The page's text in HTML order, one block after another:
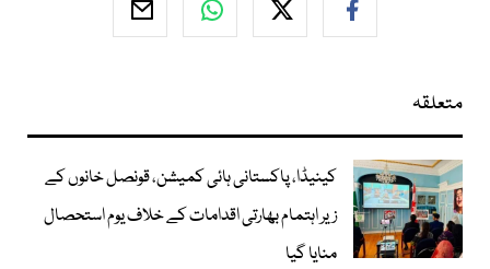
متعلقہ
کینیڈا، پاکستانی ہائی کمیشن، قونصل خانوں کے
زیر اہتمام بھارتی اقدامات کے خلاف یوم استحصال
منایا گیا